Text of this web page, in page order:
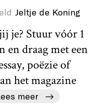
Jeltje de Koning
je? Stuur vóór 1
en draag met een
poëzie of
het magazine
meer